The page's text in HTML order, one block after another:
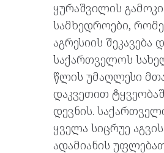
ყურაშვილის
სამხედროები,
აგრესიის
საქართველოს
წლის უმაღლესი
დაკვეთით
დევნის.
ყველა სიცრუე
ადამიანის